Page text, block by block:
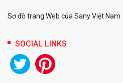
Sơ đồ trang Web của Sany Việt Nam
SOCIAL LINKS